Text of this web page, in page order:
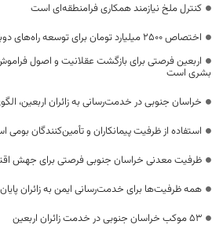
کنترل ملخ نیازمند همکاری فرامنطقه‌ای است
اختصاص 2500 میلیارد تومان برای توسعه راه‌های دوبانده خراسان جنوبی
اربعین فرصتی برای بازگشت عقلانیت و اصول
بشری است
خراسان جنوبی در خدمت‌رسانی به زائران اربعین،
استفاده از ظرفیت پیمانکاران و تأمین‌کنندگان بومی
ظرفیت معدنی خراسان جنوبی فرصتی برای جهش
همه ظرفیت‌ها برای خدمت‌رسانی ایمن به زائران
53 موکب خراسان جنوبی در خدمت زائران اربعین